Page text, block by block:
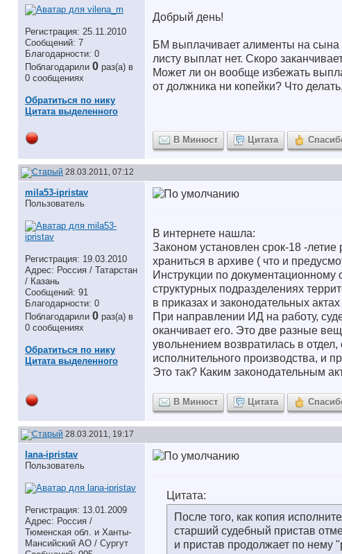
Регистрация: 25.11.2010
Сообщений: 7
Благодарности: 0
Поблагодарили 0 раз(а) в
0 сообщениях
Обратиться по нику
Цитата выделенного
Добрый день!
БМ выплачивает алименты на
листу выплат нет. Скоро
Может ли он вообще избежать
от должника ни копейки? Что
В Минюст Цитата
28.03.2011, 07:12
mila53-ipristav
Пользователь
Регистрация: 19.03.2010
Адрес: Россия / Татарстан
/ Казань
Сообщений: 91
Благодарности: 0
Поблагодарили 0 раз(а) в
0 сообщениях
Обратиться по нику
Цитата выделенного
В интернете нашла:
Законом установлен срок-18 -
храниться в архиве ( что и
Инструкции по документационному
структурных подразделениях
в приказах и законодательных
При направлении ИД на работу,
оканчивает его. Это две разные
увольнением возвратилась в
исполнительного производства, и
Это так? Каким законодательным
В Минюст Цитата
28.03.2011, 19:17
lana-ipristav
Пользователь
Регистрация: 13.01.2009
Адрес: Россия /
Тюменская обл. и Ханты-
Мансийский АО / Сургут
Цитата:
После того, как копия
старший судебный пристав
и пристав продолжает по нему